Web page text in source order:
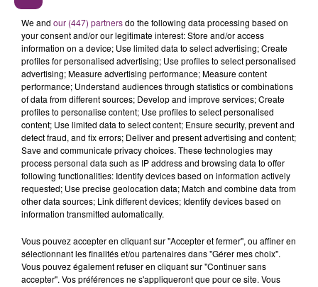
We and our (447) partnersdo the following data processing based on
your consent and/or our legitimate interest: Store and/or access
information on a device; Use limited data to select advertising; Create
profiles for personalised advertising; Use profiles to select personalised
advertising; Measure advertising performance; Measure content
performance; Understand audiences through statistics or combinations
of data from different sources; Develop and improve services; Create
profiles to personalise content; Use profiles to select personalised
content; Use limited data to select content; Ensure security, prevent and
detect fraud, and fix errors; Deliver and present advertising and content;
Save and communicate privacy choices. These technologies may
process personal data such as IP address and browsing data to offer
following functionalities: Identify devices based on information actively
requested; Use precise geolocation data; Match and combine data from
other data sources; Link different devices; Identify devices based on
information transmitted automatically.
Vous pouvez accepter en cliquant sur "Accepter et fermer", ou affiner en
sélectionnant les finalités et/ou partenaires dans "Gérer mes choix".
Vous pouvez également refuser en cliquant sur "Continuer sans
accepter". Vos préférences ne s'appliqueront que pour ce site. Vous